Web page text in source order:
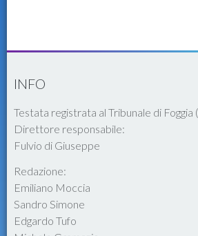
INFO
Testata registrata al Tribunale di
Direttore responsabile:
Fulvio di Giuseppe
Redazione:
Emiliano Moccia
Sandro Simone
Edgardo Tufo